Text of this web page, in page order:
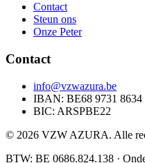
Contact
Steun ons
Onze Peter
Contact
info@vzwazura.be
IBAN: BE68 9731 8634
BIC: ARSPBE22
© 2026 VZW AZURA. Alle
BTW: BE 0686.824.138 ·